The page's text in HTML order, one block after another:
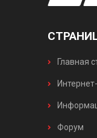
Главная
Форум